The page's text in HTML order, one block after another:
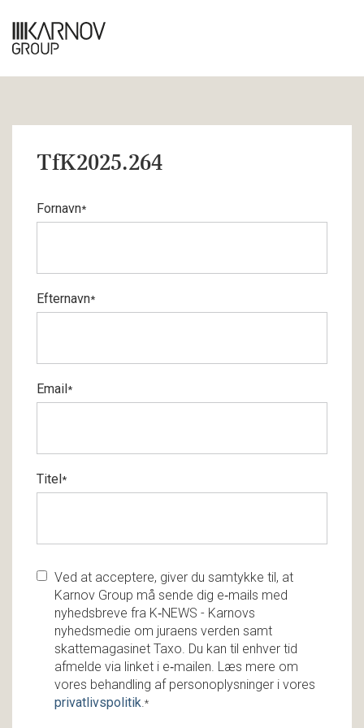
TfK2025.264
Fornavn*
Efternavn*
Email*
Titel*
Ved at acceptere, giver du samtykke til, at
Karnov Group må sende dig e‑mails med
nyhedsbreve fra K‑NEWS - Karnovs
nyhedsmedie om juraens verden samt
skattemagasinet Taxo. Du kan til enhver tid
afmelde via linket i e‑mailen. Læs mere om
vores behandling af personoplysninger i vores
privatlivspolitik.*